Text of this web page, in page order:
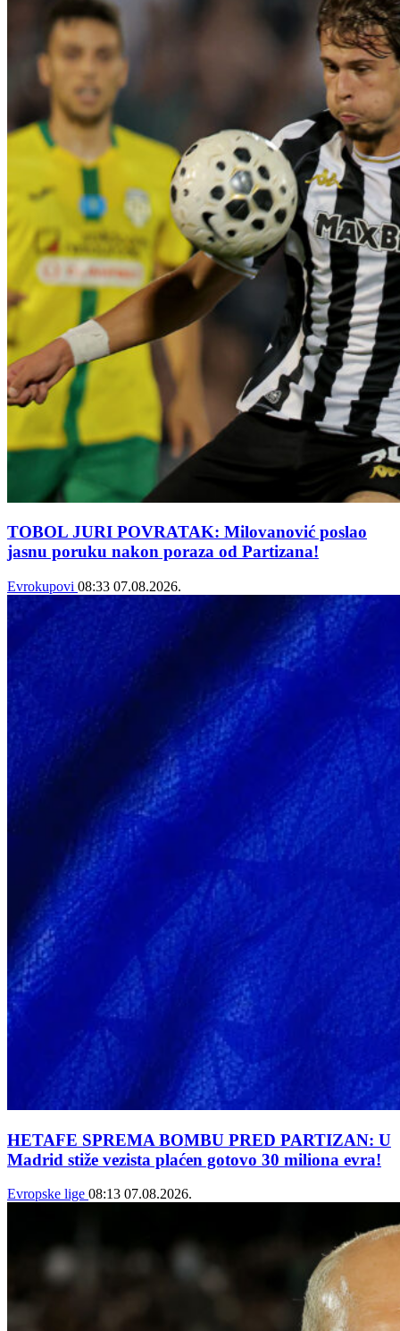
TOBOL JURI POVRATAK: Milovanović poslao
jasnu poruku nakon poraza od Partizana!
Evrokupovi 08:33 07.08.2026.
HETAFE SPREMA BOMBU PRED PARTIZAN: U
Madrid stiže vezista plaćen gotovo 30 miliona evra!
Evropske lige 08:13 07.08.2026.